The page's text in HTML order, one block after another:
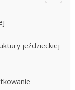
jeździeckiej